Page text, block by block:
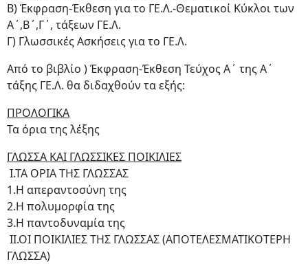
Β) Έκφραση-Έκθεση για το ΓΕ.Λ.-Θεματικοί Κύκλοι των
Α΄,Β΄,Γ΄, τάξεων ΓΕ.Λ.
Γ) Γλωσσικές Ασκήσεις για το ΓΕ.Λ.
Από το βιβλίο ) Έκφραση-Έκθεση Τεύχος Α΄ της Α΄
τάξης ΓΕ.Λ. θα διδαχθούν τα εξής:
ΠΡΟΛΟΓΙΚΑ
Τα όρια της λέξης
ΓΛΩΣΣΑ ΚΑΙ ΓΛΩΣΣΙΚΕΣ ΠΟΙΚΙΛΙΕΣ
Ι.ΤΑ ΟΡΙΑ ΤΗΣ ΓΛΩΣΣΑΣ
1.Η απεραντοσύνη της
2.Η πολυμορφία της
3.Η παντοδυναμία της
ΙΙ.ΟΙ ΠΟΙΚΙΛΙΕΣ ΤΗΣ ΓΛΩΣΣΑΣ (ΑΠΟΤΕΛΕΣΜΑΤΙΚΟΤΕΡΗ
ΓΛΩΣΣΑ)